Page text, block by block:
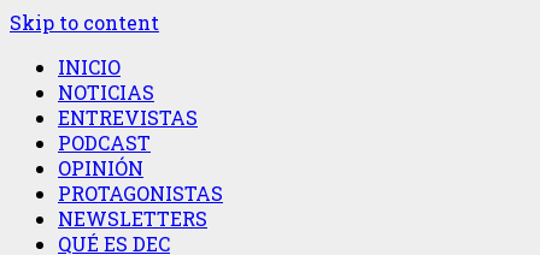
Skip to content
INICIO
NOTICIAS
ENTREVISTAS
PODCAST
OPINIÓN
PROTAGONISTAS
NEWSLETTERS
QUÉ ES DEC